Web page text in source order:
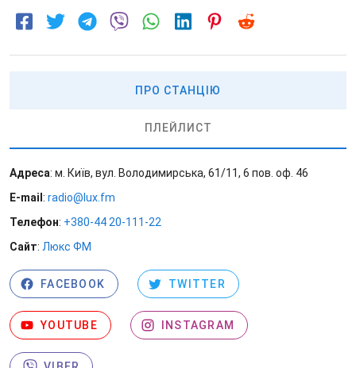
ПРО СТАНЦІЮ
ПЛЕЙЛИСТ
Адреса: м. Київ, вул. Володимирська, 61/11, 6 пов. оф. 46
E-mail : radio@lux.fm
Телефон: +380-44 20-111-22
Сайт: Люкс ФМ
FACEBOOK TWITTER
YOUTUBE INSTAGRAM